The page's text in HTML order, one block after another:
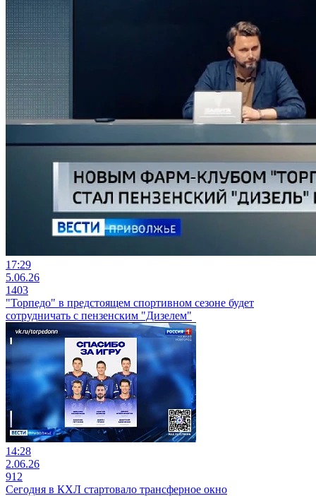
17:29
5.06.26
1403
"Торпедо" в предстоящем спортивном сезоне будет
сотрудничать с пензенским "Дизелем"
14:28
2.06.26
912
Сегодня в КХЛ стартовало трансферное окно